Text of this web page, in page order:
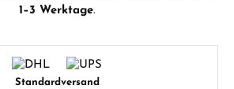
1–3 Werktage.
Standardversand